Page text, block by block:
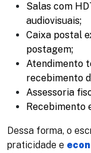
Salas com
audiovisuais;
Caixa postal
postagem;
Atendimento
recebimento
Assessoria
Recebimento
Dessa forma, o
praticidade e